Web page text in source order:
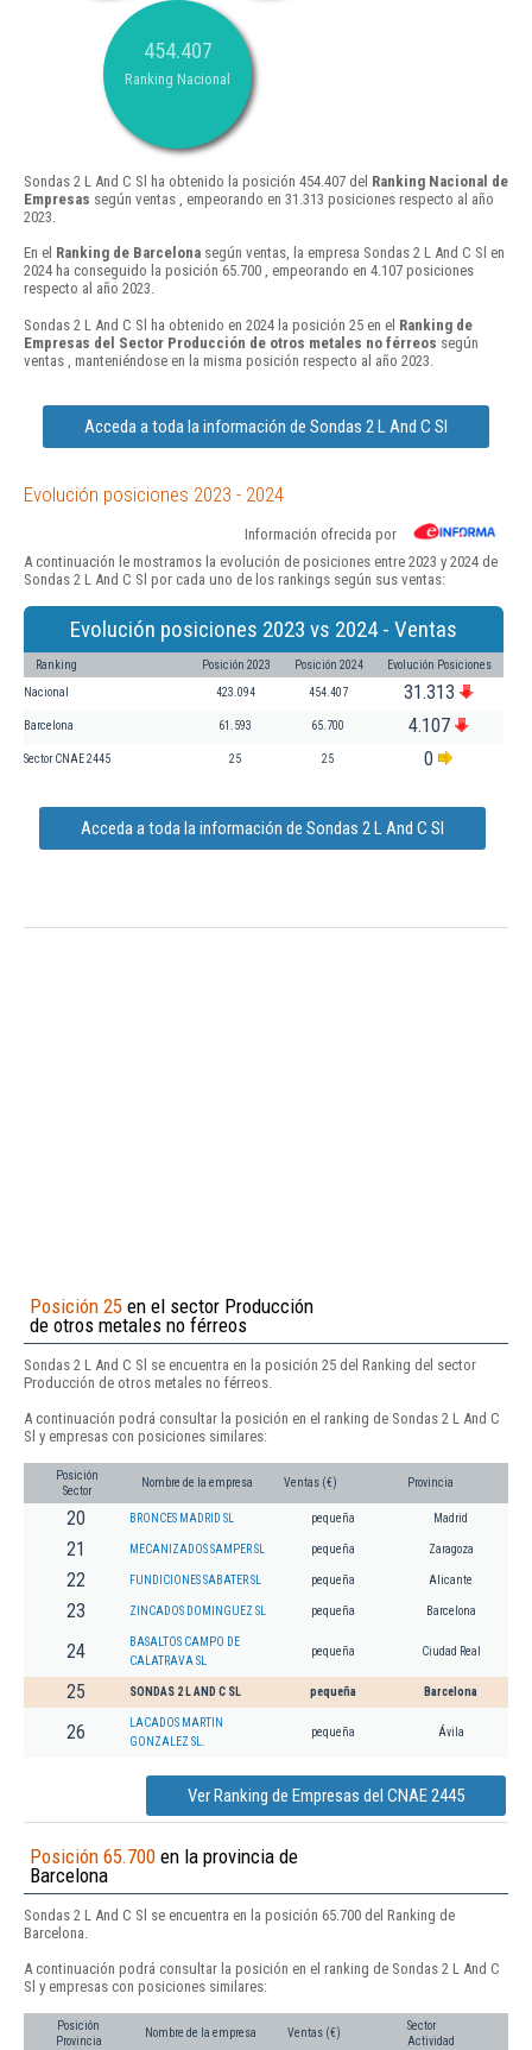
454.407
Ranking Nacional
Sondas 2 L And C Sl ha obtenido la posición 454.407 del Ranking Nacional de
Empresas según ventas , empeorando en 31.313 posiciones respecto al año
2023.
En el Ranking de Barcelona según ventas, la empresa Sondas 2 L And C Sl en
2024 ha conseguido la posición 65.700 , empeorando en 4.107 posiciones
respecto al año 2023.
Sondas 2 L And C Sl ha obtenido en 2024 la posición 25 en el Ranking de
Empresas del Sector Producción de otros metales no férreos según
ventas , manteniéndose en la misma posición respecto al año 2023.
Acceda a toda la información de Sondas 2 L And C Sl
Evolución posiciones 2023 - 2024
Información ofrecida por
A continuación le mostramos la evolución de posiciones entre 2023 y 2024 de
Sondas 2 L And C Sl por cada uno de los rankings según sus ventas:
Evolución posiciones 2023 vs 2024 - Ventas
Ranking Posición 2023 Posición 2024 Evolución Posiciones
Nacional 423.094 454.407 31.313
Barcelona 61.593 65.700 4.107
Sector CNAE 2445 25 25 0
Acceda a toda la información de Sondas 2 L And C Sl
Posición 25 en el sector Producción
de otros metales no férreos
Sondas 2 L And C Sl se encuentra en la posición 25 del Ranking del sector
Producción de otros metales no férreos.
A continuación podrá consultar la posición en el ranking de Sondas 2 L And C
Sl y empresas con posiciones similares:
Posición
Sector
Nombre de la empresa Ventas (€) Provincia
20 BRONCES MADRID SL pequeña Madrid
21 MECANIZADOS SAMPER SL pequeña Zaragoza
22 FUNDICIONES SABATER SL pequeña Alicante
23 ZINCADOS DOMINGUEZ SL pequeña Barcelona
24
BASALTOS CAMPO DE
CALATRAVA SL
pequeña Ciudad Real
25 SONDAS 2 L AND C SL pequeña Barcelona
26
LACADOS MARTIN
GONZALEZ SL.
pequeña Ávila
Ver Ranking de Empresas del CNAE 2445
Posición 65.700 en la provincia de
Barcelona
Sondas 2 L And C Sl se encuentra en la posición 65.700 del Ranking de
Barcelona.
A continuación podrá consultar la posición en el ranking de Sondas 2 L And C
Sl y empresas con posiciones similares:
Posición
Provincia
Nombre de la empresa Ventas (€)
Sector
Actividad